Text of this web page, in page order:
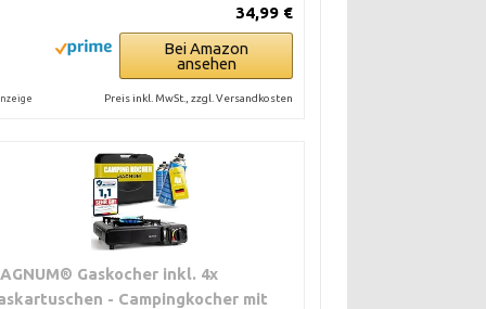
34,99 €
Bei Amazon
ansehen
Preis inkl. MwSt., zzgl. Versandkosten
Gaskocher inkl. 4x
- Campingkocher mit